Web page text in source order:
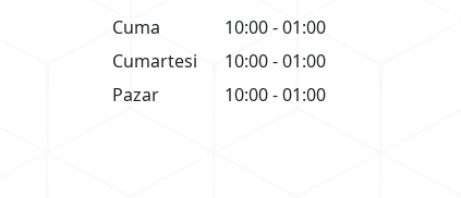
Cuma
10:00 - 01:00
Cumartesi
10:00 - 01:00
Pazar
10:00 - 01:00